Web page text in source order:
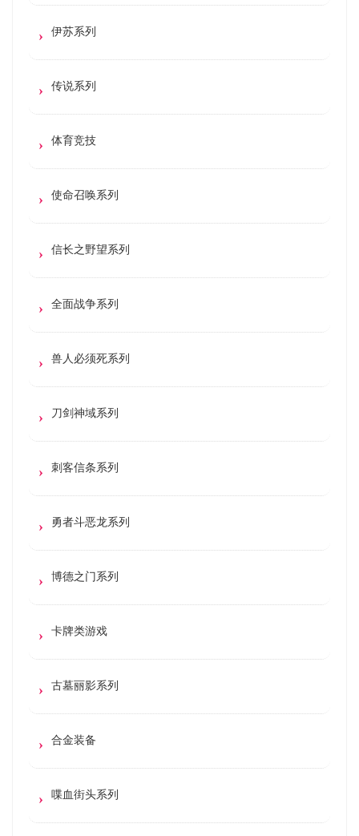
伊苏系列
传说系列
体育竞技
使命召唤系列
信长之野望系列
全面战争系列
兽人必须死系列
刀剑神域系列
刺客信条系列
勇者斗恶龙系列
博德之门系列
卡牌类游戏
古墓丽影系列
合金装备
喋血街头系列